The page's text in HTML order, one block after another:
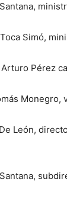
ministro
Simó,
Pérez
Monegro,
director